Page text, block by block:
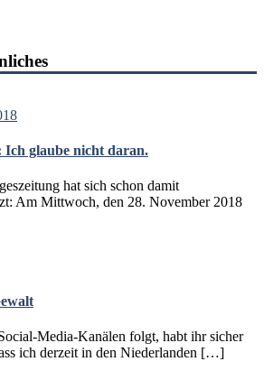
Ich glaube nicht daran.
hat sich schon damit
Am Mittwoch, den 28. November 2018
Media-Kanälen folgt, habt ihr sicher
ich derzeit in den Niederlanden […]